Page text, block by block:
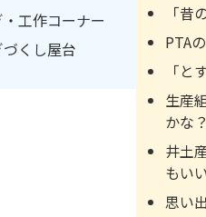
工作コーナー
くし屋台
「昔
PTA
「と
生産
かな？
井土
もい
思い